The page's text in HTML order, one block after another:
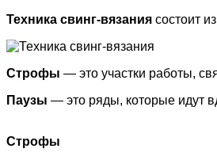
Техника свинг-вязания состоит
Строфы — это участки работы,
Паузы — это ряды, которые идут
Строфы